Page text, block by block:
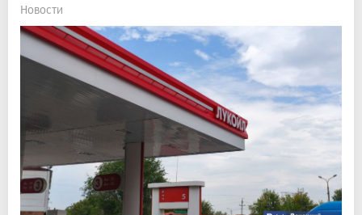
Новости